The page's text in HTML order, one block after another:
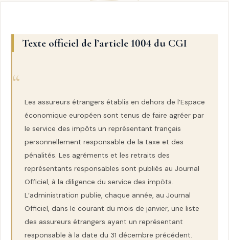
Texte officiel de l’article 1004 du CGI
Les assureurs étrangers établis en dehors de l’Espace
économique européen sont tenus de faire agréer par
le service des impôts un représentant français
personnellement responsable de la taxe et des
pénalités. Les agréments et les retraits des
représentants responsables sont publiés au Journal
Officiel, à la diligence du service des impôts.
L’administration publie, chaque année, au Journal
Officiel, dans le courant du mois de janvier, une liste
des assureurs étrangers ayant un représentant
responsable à la date du 31 décembre précédent.